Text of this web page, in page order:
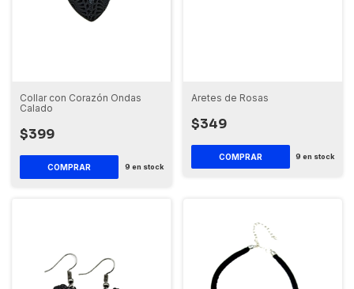
Collar con Corazón Ondas
Calado
$399
9 en stock
Aretes de Rosas
$349
9 en stock